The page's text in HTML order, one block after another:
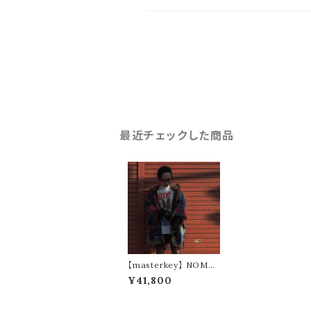
最近チェックした商品
【masterkey】 NOMA
D (green type)
¥41,800